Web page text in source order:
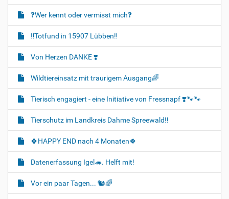
❓️Wer kennt oder vermisst mich❓️
‼️Totfund in 15907 Lübben‼️
Von Herzen DANKE ❣️
Wildtiereinsatz mit traurigem Ausgang🌈
Tierisch engagiert - eine Initiative von Fressnapf ❣️🐾🐾
Tierschutz im Landkreis Dahme Spreewald‼️
🍀HAPPY END nach 4 Monaten🍀
Datenerfassung Igel🦔. Helft mit!
Vor ein paar Tagen... 🐿🌈